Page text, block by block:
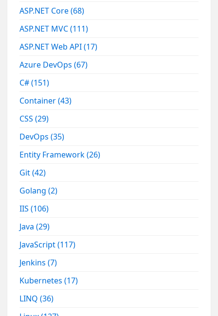
ASP.NET Core(68)
ASP.NET MVC(111)
ASP.NET Web API(17)
Azure DevOps(67)
C#(151)
Container(43)
CSS(29)
DevOps(35)
Entity Framework(26)
Git(42)
Golang(2)
IIS(106)
Java(29)
JavaScript(117)
Jenkins(7)
Kubernetes(17)
LINQ(36)